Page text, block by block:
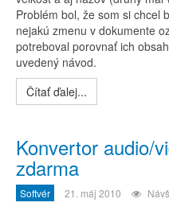
Problém bol, že som si chcel
nejakú zmenu v dokumente
potreboval porovnať ich
uvedený návod.
Čítať ďalej...
Konvertor audio/
zdarma
Softvér 21. máj 2010